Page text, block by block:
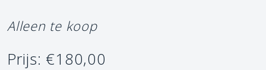
Alleen te koop
Prijs: €180,00